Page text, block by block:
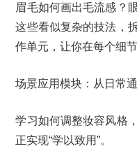
眉毛如何画出毛流感？
这些看似复杂的技法，
作单元，让你在每个细
场景应用模块：从日常
学习如何调整妆容风格
正实现“学以致用”。